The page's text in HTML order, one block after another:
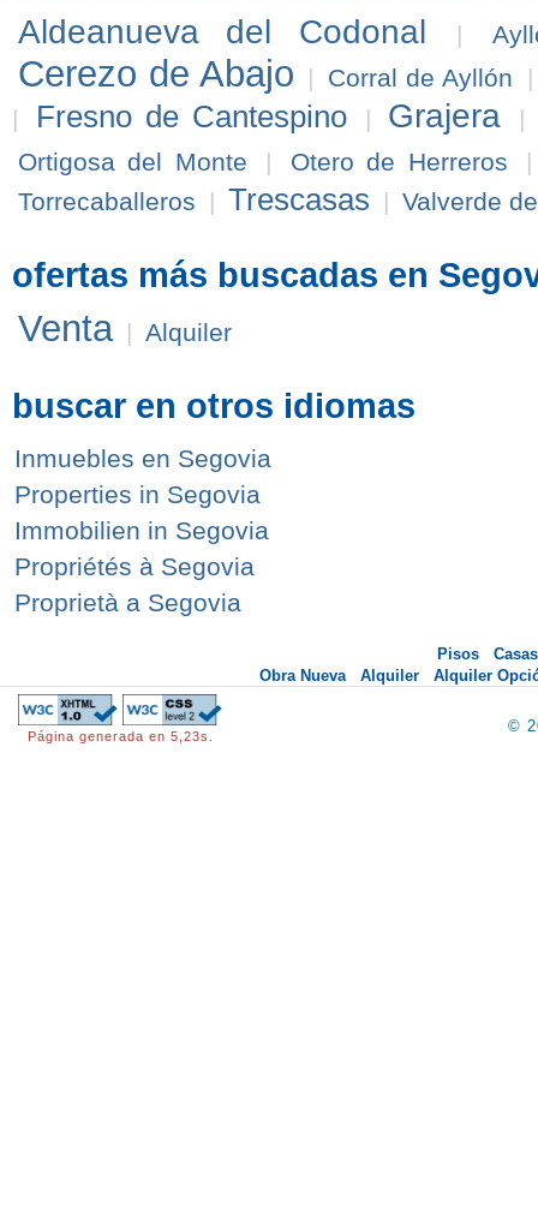
Aldeanueva del Codonal
|
Cerezo de Abajo | Corral de Ayllón
|
Fresno de Cantespino | Grajera
|
Ortigosa del Monte
| Otero de Herreros
Torrecaballeros
| Trescasas | Valverde
ofertas más buscadas en
Venta | Alquiler
buscar en otros idiomas
Inmuebles en Segovia
Properties in Segovia
Immobilien in Segovia
Propriétés à Segovia
Proprietà a Segovia
Pisos
Casas
Obra Nueva
Alquiler Alquiler
Página generada en 5,23s.
©